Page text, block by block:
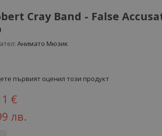
Cray Band ‎- False
Анимато Мюзик
първият оценил този продукт
€
лв.